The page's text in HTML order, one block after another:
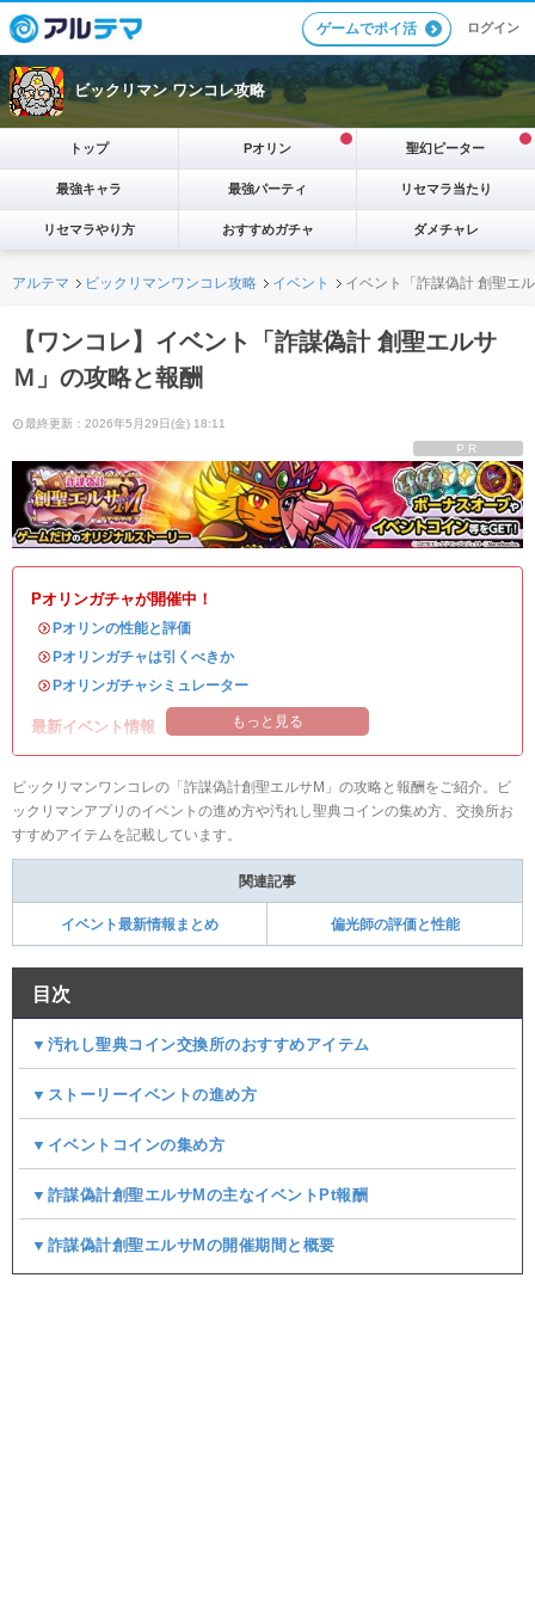
ゲームでポイ活 ログイン
ビックリマン ワンコレ攻略
トップ Pオリン 聖幻ピーター
最強キャラ 最強パーティ リセマラ当たり
リセマラやり方 おすすめガチャ ダメチャレ
アルテマ ビックリマンワンコレ攻略 イベント イベント「詐謀偽計 創聖エ
【ワンコレ】イベント「詐謀偽計 創聖エルサ
Ｍ」の攻略と報酬
最終更新：2026年5月29日(金) 18:11
PR
Pオリンガチャが開催中！
・ Pオリンの性能と評価
・ Pオリンガチャは引くべきか
・ Pオリンガチャシミュレーター
最新イベント情報 もっと見る
ビックリマンワンコレの「詐謀偽計創聖エルサM」の攻略と報酬をご紹介。ビ
ックリマンアプリのイベントの進め方や汚れし聖典コインの集め方、交換所お
すすめアイテムを記載しています。
関連記事
イベント最新情報まとめ 偏光師の評価と性能
目次
▼汚れし聖典コイン交換所のおすすめアイテム
▼ストーリーイベントの進め方
▼イベントコインの集め方
▼詐謀偽計創聖エルサMの主なイベントPt報酬
▼詐謀偽計創聖エルサMの開催期間と概要